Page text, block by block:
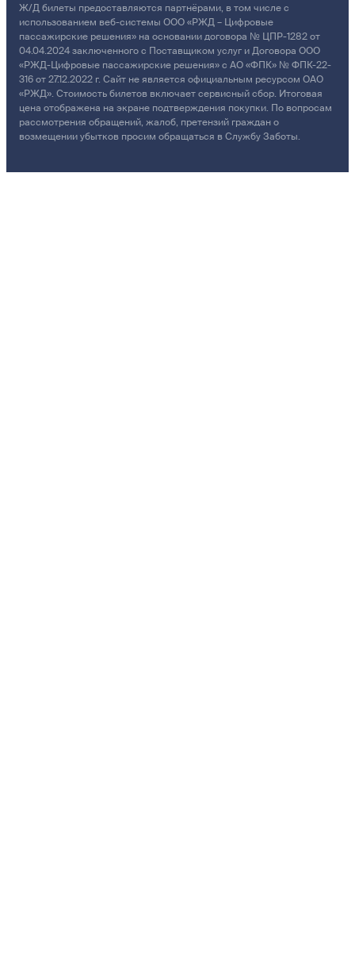
Ж/Д билеты предоставляются партнёрами, в том числе с
использованием веб-системы ООО «РЖД – Цифровые
пассажирские решения» на основании договора № ЦПР-1282 от
04.04.2024 заключенного с Поставщиком услуг и Договора ООО
«РЖД-Цифровые пассажирские решения» с АО «ФПК» № ФПК-22-
316 от 27.12.2022 г. Сайт не является официальным ресурсом ОАО
«РЖД». Стоимость билетов включает сервисный сбор. Итоговая
цена отображена на экране подтверждения покупки. По вопросам
рассмотрения обращений, жалоб, претензий граждан о
возмещении убытков просим обращаться в Службу Заботы.